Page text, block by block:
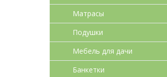
Матрасы
Подушки
Мебель для дачи
Банкетки